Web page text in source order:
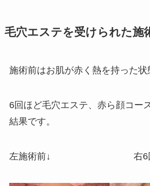
毛穴エステを受けられた施
施術前はお肌が赤く熱を持った状
6回ほど毛穴エステ、赤ら顔コー
結果です。
左施術前↓ 右6回